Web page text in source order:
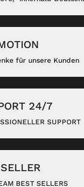
für unsere Kunden
24/7
SUPPORT
BEST SELLERS